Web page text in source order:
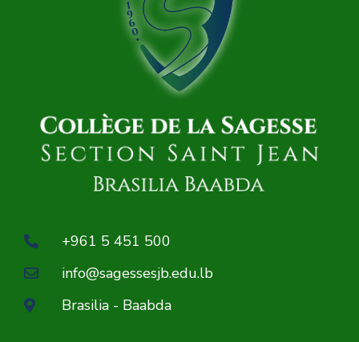
+961 5 451 500
info@sagessesjb.edu.lb
Brasilia - Baabda